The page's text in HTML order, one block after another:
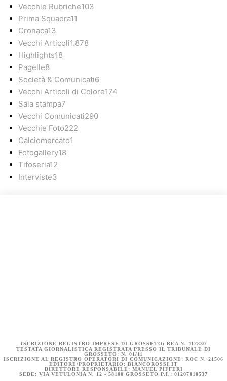
Vecchie Rubriche103
Prima Squadra11
Cronaca13
Vecchi Articoli1.878
Highlights18
Pagelle8
Società & Comunicati6
Vecchi Articoli di Colore174
Sala stampa7
Vecchi Comunicati290
Vecchie Foto222
Calciomercato1
Fotogallery18
Tifoseria12
Interviste3
ISCRIZIONE REGISTRO IMPRESE DI GROSSETO: REA N. 112830
TESTATA GIORNALISTICA REGISTRATA PRESSO IL TRIBUNALE DI
GROSSETO: N. 01/11
ISCRIZIONE AL REGISTRO OPERATORI DI COMUNICAZIONE: ROC N. 21506
EDITORE/PROPRIETARIO: BIANCOROSSI.IT
DIRETTORE RESPONSABILE: MANUEL PIFFERI
SEDE: VIA VETULONIA N. 12 - 58100 GROSSETO P.I.: 01207010537